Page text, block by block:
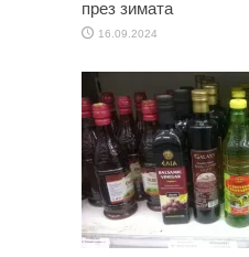
през зимата
16.09.2024